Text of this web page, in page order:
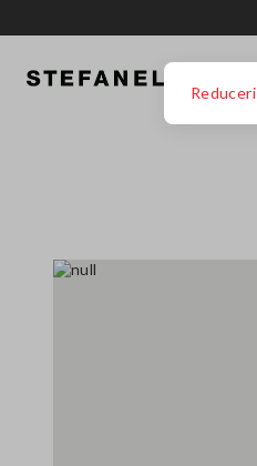
Reduceri